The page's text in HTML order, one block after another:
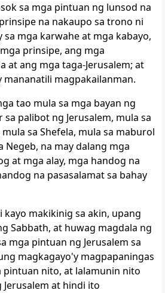
sa mga pintuan ng lunsod na
na nakaupo sa trono ni
sa mga karwahe at mga kabayo,
prinsipe, ang mga
at ang mga taga-Jerusalem; at
mananatili magpakailanman.
tao mula sa mga bayan ng
sa palibot ng Jerusalem, mula sa
sa Shefela, mula sa maburol
Negeb, na may dalang mga
at mga alay, mga handog na
na pasasalamat sa bahay
makikinig sa akin, upang
Sabbath, at huwag magdala ng
mga pintuan ng Jerusalem sa
magkagayo'y magpapaningas
pintuan nito, at lalamunin nito
at hindi ito